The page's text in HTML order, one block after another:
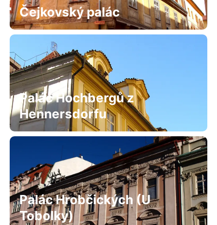
Čejkovský palác
Palác Hochbergů z
Hennersdorfu
Palác Hrobčických (U
Tobolky)